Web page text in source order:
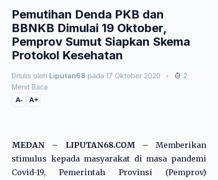
Pemutihan Denda PKB dan
BBNKB Dimulai 19 Oktober,
Pemprov Sumut Siapkan Skema
Protokol Kesehatan
Ditulis oleh Liputan68 pada 17 Oktober 2020 •
2
Menit Baca
A- A+
MEDAN – LIPUTAN68.COM – Memberikan
stimulus kepada masyarakat di masa pandemi
Covid-19, Pemerintah Provinsi (Pemprov)